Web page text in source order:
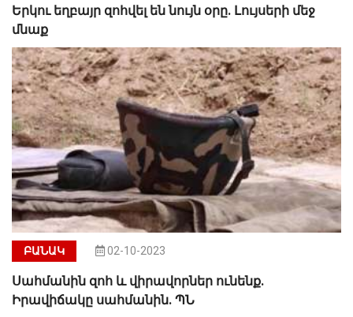
Երկու եղբայր զոհվել են նույն օրը. Լույսերի մեջ
մնաք
ԲԱՆԱԿ 02-10-2023
Սահմանին զոհ և վիրավորներ ունենք.
Իրավիճակը սահմանին. ՊՆ